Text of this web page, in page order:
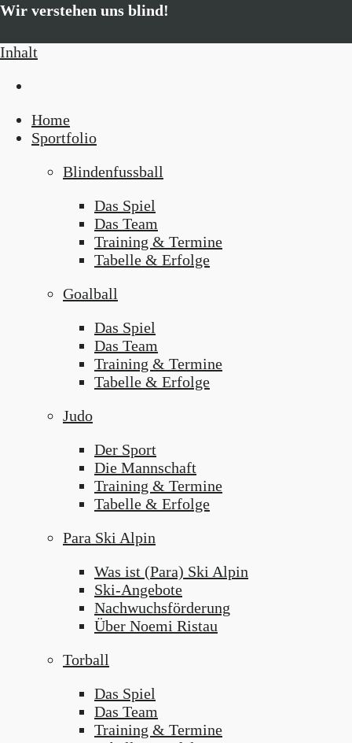
Wir verstehen uns blind!
Inhalt
Home
Sportfolio
Blindenfussball
Das Spiel
Das Team
Training & Termine
Tabelle & Erfolge
Goalball
Das Spiel
Das Team
Training & Termine
Tabelle & Erfolge
Judo
Der Sport
Die Mannschaft
Training & Termine
Tabelle & Erfolge
Para Ski Alpin
Was ist (Para) Ski Alpin
Ski-Angebote
Nachwuchsförderung
Über Noemi Ristau
Torball
Das Spiel
Das Team
Training & Termine